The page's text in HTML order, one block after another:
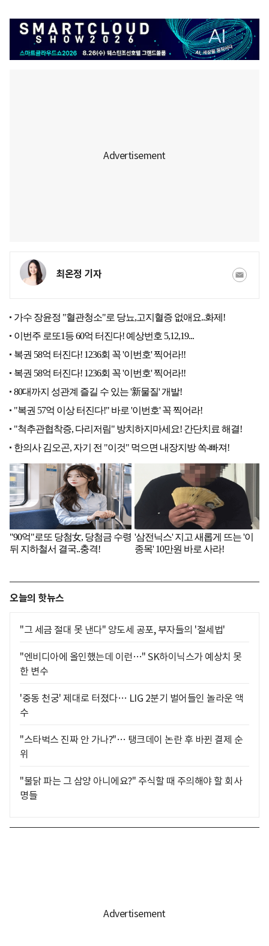
최온정 기자
오늘의 핫뉴스
"그 세금 절대 못 낸다" 양도세 공포, 부자들의 '절세법'
"엔비디아에 올인했는데 이런…" SK하이닉스가 예상치 못
한 변수
'중동 천궁' 제대로 터졌다… LIG 2분기 벌어들인 놀라운 액
수
"스타벅스 진짜 안 가나?"… 탱크데이 논란 후 바뀐 결제 순
위
"불닭 파는 그 삼양 아니에요?" 주식할 때 주의해야 할 회사
명들